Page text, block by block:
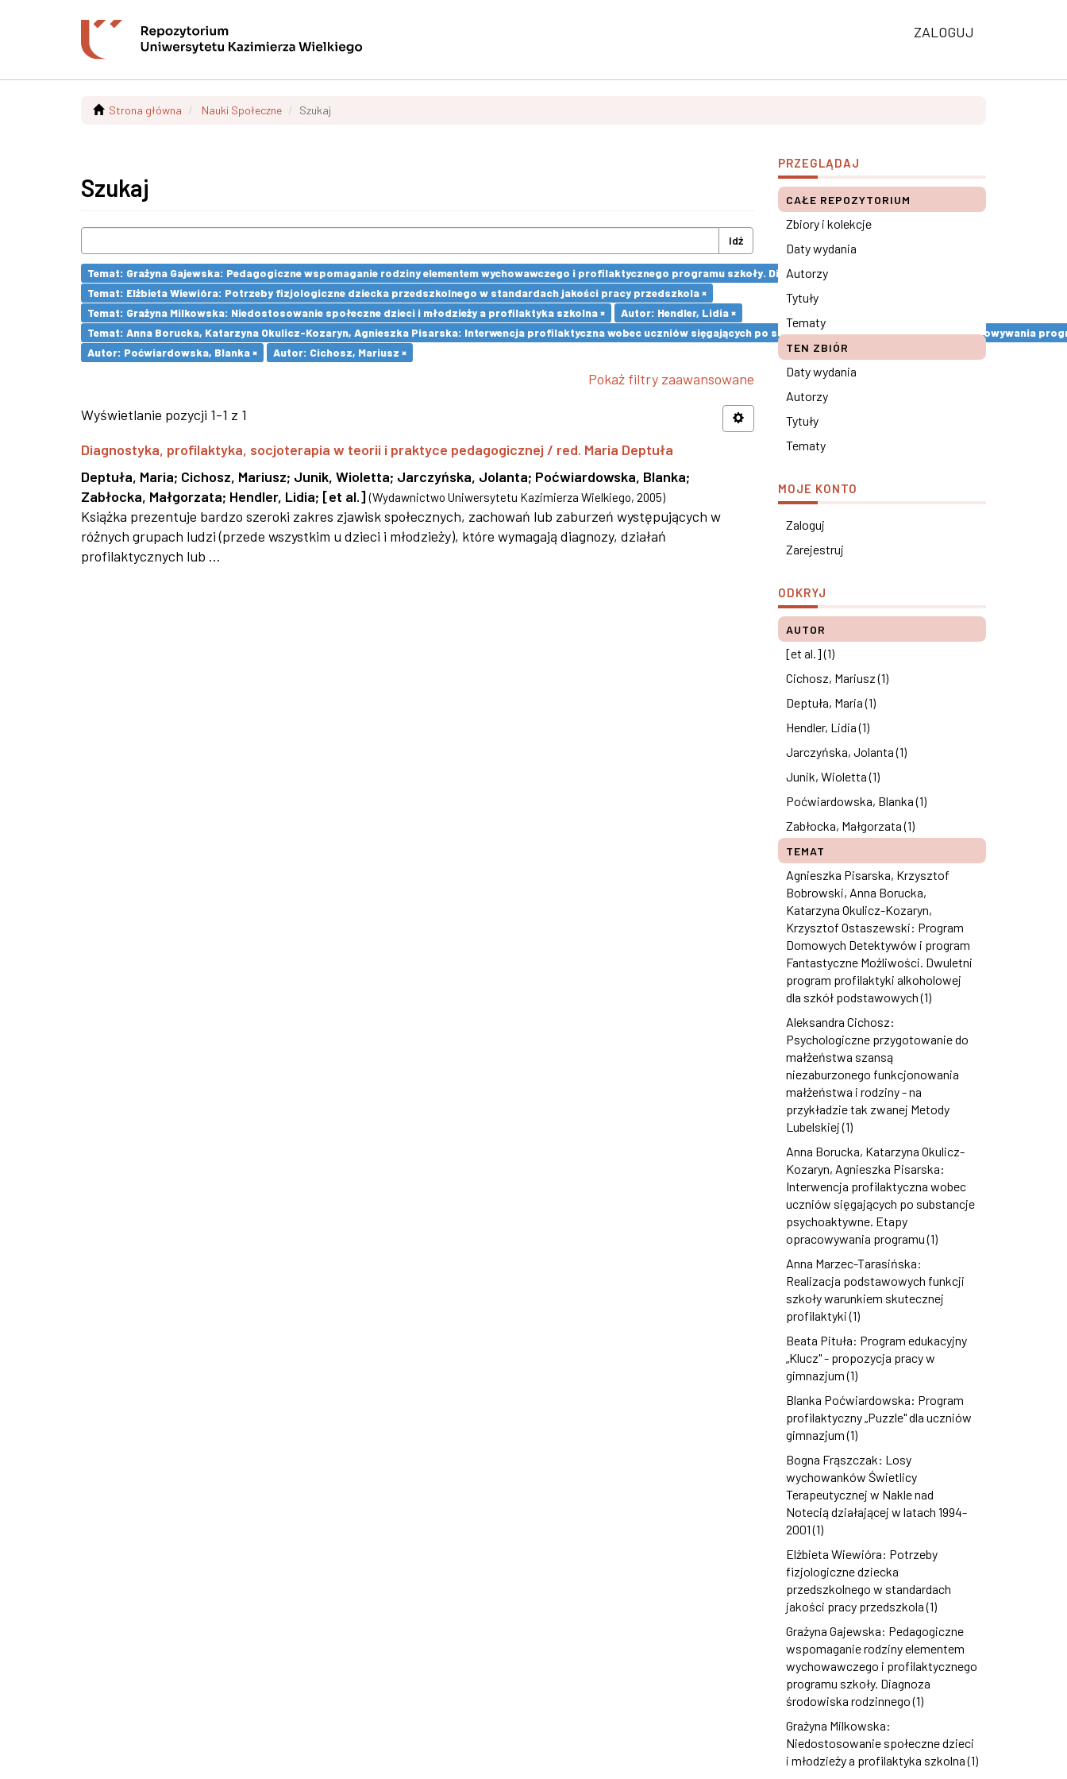
ZALOGUJ
Strona główna Nauki Społeczne Szukaj
Szukaj
Idź
Temat: Grażyna Gajewska: Pedagogiczne wspomaganie rodziny elementem wychowawczego i profilaktycznego programu szkoły. Diagnoza środowiska rodzinnego ×
Temat: Elżbieta Wiewióra: Potrzeby fizjologiczne dziecka przedszkolnego w standardach jakości pracy przedszkola ×
Temat: Grażyna Milkowska: Niedostosowanie społeczne dzieci i młodzieży a profilaktyka szkolna ×
Autor: Hendler, Lidia ×
Temat: Anna Borucka, Katarzyna Okulicz-Kozaryn, Agnieszka Pisarska: Interwencja profilaktyczna wobec uczniów sięgających po substancje psychoaktywne. Etapy opracowywania
Autor: Poćwiardowska, Blanka ×
Autor: Cichosz, Mariusz ×
Pokaż filtry zaawansowane
Wyświetlanie pozycji 1-1 z 1
Diagnostyka, profilaktyka, socjoterapia w teorii i praktyce pedagogicznej / red. Maria Deptuła
Deptuła, Maria; Cichosz, Mariusz; Junik, Wioletta; Jarczyńska, Jolanta; Poćwiardowska, Blanka;
Zabłocka, Małgorzata; Hendler, Lidia; [et al.] (Wydawnictwo Uniwersytetu Kazimierza Wielkiego, 2005)
Książka prezentuje bardzo szeroki zakres zjawisk społecznych, zachowań lub zaburzeń występujących w
różnych grupach ludzi (przede wszystkim u dzieci i młodzieży), które wymagają diagnozy, działań
profilaktycznych lub ...
PRZEGLĄDAJ
CAŁE REPOZYTORIUM
Zbiory i kolekcje
Daty wydania
Autorzy
Tytuły
Tematy
TEN ZBIÓR
Daty wydania
Autorzy
Tytuły
Tematy
MOJE KONTO
Zaloguj
Zarejestruj
ODKRYJ
AUTOR
[et al.] (1)
Cichosz, Mariusz (1)
Deptuła, Maria (1)
Hendler, Lidia (1)
Jarczyńska, Jolanta (1)
Junik, Wioletta (1)
Poćwiardowska, Blanka (1)
Zabłocka, Małgorzata (1)
TEMAT
Agnieszka Pisarska, Krzysztof
Bobrowski, Anna Borucka,
Katarzyna Okulicz-Kozaryn,
Krzysztof Ostaszewski: Program
Domowych Detektywów i program
Fantastyczne Możliwości. Dwuletni
program profilaktyki alkoholowej
dla szkół podstawowych (1)
Aleksandra Cichosz:
Psychologiczne przygotowanie do
małżeństwa szansą
niezaburzonego funkcjonowania
małżeństwa i rodziny - na
przykładzie tak zwanej Metody
Lubelskiej (1)
Anna Borucka, Katarzyna Okulicz-
Kozaryn, Agnieszka Pisarska:
Interwencja profilaktyczna wobec
uczniów sięgających po substancje
psychoaktywne. Etapy
opracowywania programu (1)
Anna Marzec-Tarasińska:
Realizacja podstawowych funkcji
szkoły warunkiem skutecznej
profilaktyki (1)
Beata Pituła: Program edukacyjny
„Klucz" - propozycja pracy w
gimnazjum (1)
Blanka Poćwiardowska: Program
profilaktyczny „Puzzle" dla uczniów
gimnazjum (1)
Bogna Frąszczak: Losy
wychowanków Świetlicy
Terapeutycznej w Nakle nad
Notecią działającej w latach 1994-
2001 (1)
Elżbieta Wiewióra: Potrzeby
fizjologiczne dziecka
przedszkolnego w standardach
jakości pracy przedszkola (1)
Grażyna Gajewska: Pedagogiczne
wspomaganie rodziny elementem
wychowawczego i profilaktycznego
programu szkoły. Diagnoza
środowiska rodzinnego (1)
Grażyna Milkowska:
Niedostosowanie społeczne dzieci
i młodzieży a profilaktyka szkolna (1)